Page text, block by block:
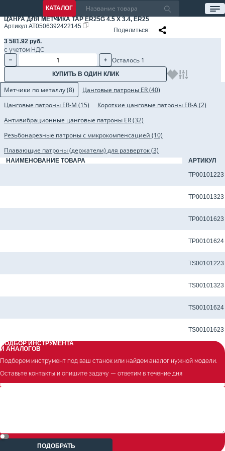
КАТАЛОГ
ЦАНГА ДЛЯ МЕТЧИКА TAP ER25G 4.5 X 3.4, ER25
Артикул AT0506392422145
Поделиться
3 581.92 руб.
с учетом НДС
Осталось 1
КУПИТЬ В ОДИН КЛИК
Метчики по металлу (8)
Цанговые патроны ER (40)
Цанговые патроны ER-M (15)
Короткие цанговые патроны ER-A (2)
Антивибрационные цанговые патроны ER (32)
Резьбонарезные патроны с микрокомпенсацией (10)
Плавающие патроны (держатели) для разверток (3)
НАИМЕНОВАНИЕ ТОВАРА
АРТИКУЛ
TP00101223
TP00101323
TP00101623
TP00101624
TS00101223
TS00101323
TS00101624
TS00101623
ПОДБОР ИНСТРУМЕНТА
И АНАЛОГОВ
Подберем инструмент под ваш станок или найдем аналог нужной модели.
Оставьте контакты и опишите задачу — ответим в течение дня
ПОДОБРАТЬ